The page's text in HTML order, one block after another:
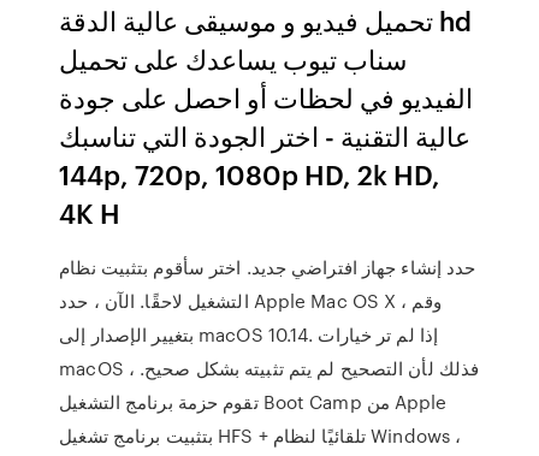
تحميل فيديو و موسيقى عالية الدقة hd
سناب تيوب يساعدك على تحميل
الفيديو في لحظات أو احصل على جودة
عالية التقنية - اختر الجودة التي تناسبك
144p, 720p, 1080p HD, 2k HD,
4K H
حدد إنشاء جهاز افتراضي جديد. اختر سأقوم بتثبيت نظام
التشغيل لاحقًا. الآن ، حدد Apple Mac OS X ، وقم
بتغيير الإصدار إلى macOS 10.14. إذا لم تر خيارات
macOS ، فذلك لأن التصحيح لم يتم تثبيته بشكل صحيح.
تقوم حزمة برنامج التشغيل Boot Camp من Apple
بتثبيت برنامج تشغيل HFS + تلقائيًا لنظام Windows ،